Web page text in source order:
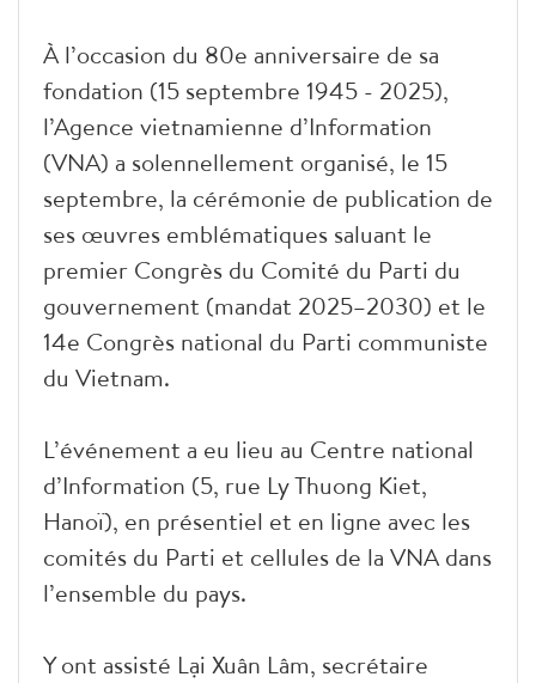
À l’occasion du 80e anniversaire de sa
fondation (15 septembre 1945 - 2025),
l’Agence vietnamienne d’Information
(VNA) a solennellement organisé, le 15
septembre, la cérémonie de publication de
ses œuvres emblématiques saluant le
premier Congrès du Comité du Parti du
gouvernement (mandat 2025–2030) et le
14e Congrès national du Parti communiste
du Vietnam.
L’événement a eu lieu au Centre national
d’Information (5, rue Ly Thuong Kiet,
Hanoï), en présentiel et en ligne avec les
comités du Parti et cellules de la VNA dans
l’ensemble du pays.
Y ont assisté Lại Xuân Lâm, secrétaire